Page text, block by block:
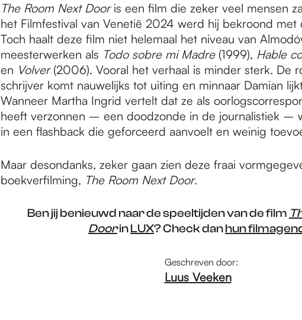
The Room Next Dooris een film die zeker veel mensen
het Filmfestival van Venetië 2024 werd hij bekroond met
Toch haalt deze film niet helemaal het niveau van
meesterwerken als Todo sobre mi Madre(1999), Hable
en Volver(2006). Vooral het verhaal is minder sterk. De
schrijver komt nauwelijks tot uiting en minnaar Damian
Wanneer Martha Ingrid vertelt dat ze als
heeft verzonnen – een doodzonde in de journalistiek –
in een flashback die geforceerd aanvoelt en weinig
Maar desondanks, zeker gaan zien deze fraai
boekverfilming, The Room Next Door.
Ben jij benieuwd naar de speeltijden van de film
DoorinLUX? Check danhun
Geschreven door:
Luus Veeken